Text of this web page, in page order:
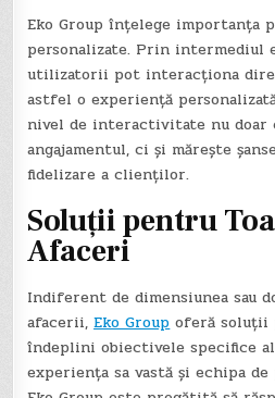
Eko Group înțelege
personalizate. Prin intermediul
utilizatorii pot interacționa
astfel o experiență
nivel de interactivitate nu doar
angajamentul, ci și mărește
fidelizare a clienților.
Soluții pentru
Afaceri
Indiferent de dimensiunea sau
afacerii,Eko Group oferă soluții
îndeplini obiectivele specifice
experiența sa vastă și echipa